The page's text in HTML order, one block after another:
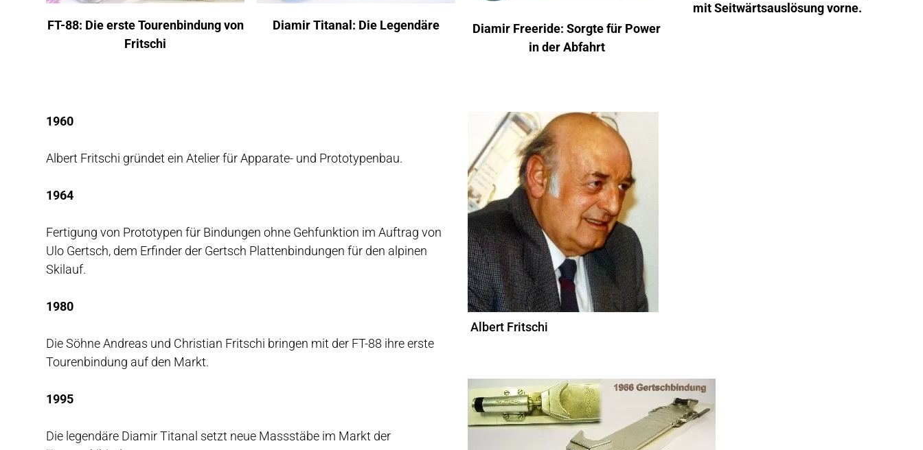
FT-88: Die erste Tourenbindung von
Fritschi
Diamir Titanal: Die Legendäre
Diamir Freeride: Sorgte für Power
in der Abfahrt
mit Seitwärtsauslösung vorne.
1960
Albert Fritschi gründet ein Atelier für Apparate- und Prototypenbau.
1964
Fertigung von Prototypen für Bindungen ohne Gehfunktion im Auftrag von
Ulo Gertsch, dem Erfinder der Gertsch Plattenbindungen für den alpinen
Skilauf.
1980
Die Söhne Andreas und Christian Fritschi bringen mit der FT-88 ihre erste
Tourenbindung auf den Markt.
1995
Die legendäre Diamir Titanal setzt neue Massstäbe im Markt der
Albert Fritschi